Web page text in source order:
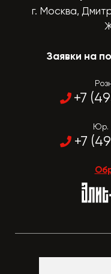
г. Москва,
Заявки на
+7
Юр.
+7